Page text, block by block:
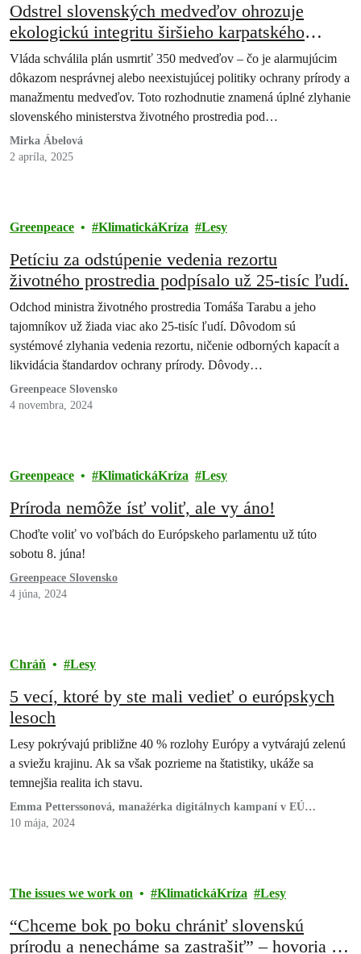
Odstrel slovenských medveďov ohrozuje
ekologickú integritu širšieho karpatského
regiónu
Vláda schválila plán usmrtiť 350 medveďov – čo je alarmujúcim
dôkazom nesprávnej alebo neexistujúcej politiky ochrany prírody a
manažmentu medveďov. Toto rozhodnutie znamená úplné zlyhanie
slovenského ministerstva životného prostredia pod…
Mirka Ábelová
2 apríla, 2025
Greenpeace KlimatickáKríza Lesy
Petíciu za odstúpenie vedenia rezortu
životného prostredia podpísalo už 25-tisíc ľudí.
Odchod ministra životného prostredia Tomáša Tarabu a jeho
tajomníkov už žiada viac ako 25-tisíc ľudí. Dôvodom sú
systémové zlyhania vedenia rezortu, ničenie odborných kapacít a
likvidácia štandardov ochrany prírody. Dôvody…
Greenpeace Slovensko
4 novembra, 2024
Greenpeace KlimatickáKríza Lesy
Príroda nemôže ísť voliť, ale vy áno!
Choďte voliť vo voľbách do Európskeho parlamentu už túto
sobotu 8. júna!
Greenpeace Slovensko
4 júna, 2024
Chráň Lesy
5 vecí, ktoré by ste mali vedieť o európskych
lesoch
Lesy pokrývajú približne 40 % rozlohy Európy a vytvárajú zelenú
a sviežu krajinu. Ak sa však pozrieme na štatistiky, ukáže sa
temnejšia realita ich stavu.
Emma Petterssonová, manažérka digitálnych kampaní v EÚ
Greenpeace
10 mája, 2024
The issues we work on KlimatickáKríza Lesy
“Chceme bok po boku chrániť slovenskú
prírodu a nenecháme sa zastrašiť” – hovoria pri